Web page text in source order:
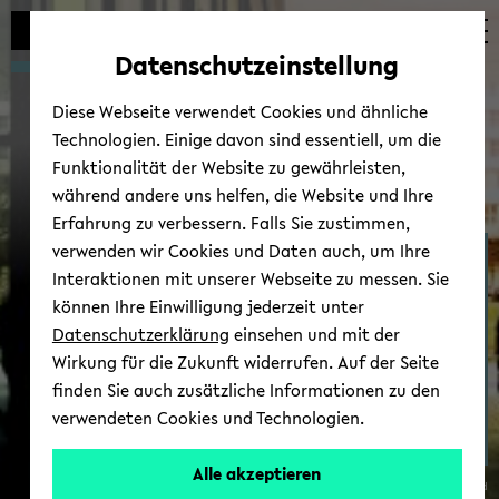
Automatische
vermeiden
skip
main
skip
main
skip
footer
Dr. Almut Kris­ti­ne v. We­
del­sta­edt
© Uni­ver­si­tät Bie­le­feld
Datenschutzeinstellung
Diese Webseite verwendet Cookies und ähnliche
Technologien. Einige davon sind essentiell, um die
Funktionalität der Website zu gewährleisten,
während andere uns helfen, die Website und Ihre
Erfahrung zu verbessern. Falls Sie zustimmen,
verwenden wir Cookies und Daten auch, um Ihre
Interaktionen mit unserer Webseite zu messen. Sie
können Ihre Einwilligung jederzeit unter
Datenschutzerklärung einsehen und mit der
Wirkung für die Zukunft widerrufen. Auf der Seite
finden Sie auch zusätzliche Informationen zu den
verwendeten Cookies und Technologien.
Alle akzeptieren